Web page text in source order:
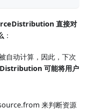
直接对
：
自动计算，因此，下次
可能将用户
来判断资源